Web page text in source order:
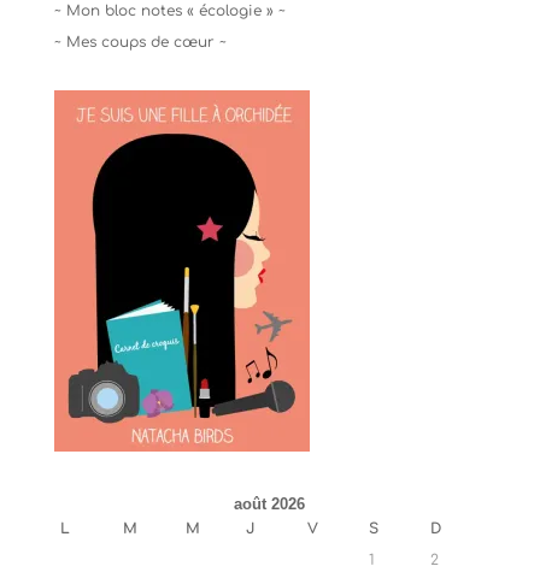
~ Mon bloc notes « écologie » ~
~ Mes coups de cœur ~
août 2026
L M M J V S
D
1
2